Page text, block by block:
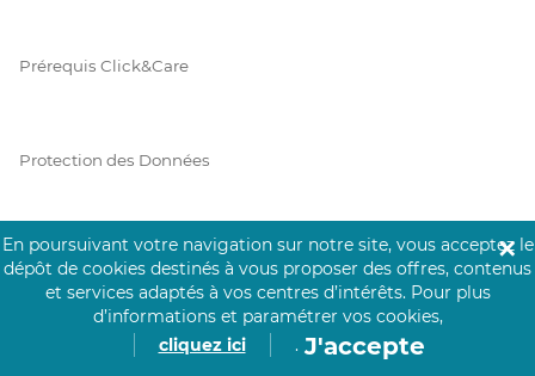
Prérequis Click&Care
Protection des Données
Vie Privée
PAIEMENT SÉCURISÉ
En poursuivant votre navigation sur notre site, vous acceptez le
dépôt de cookies destinés à vous proposer des offres, contenus
et services adaptés à vos centres d’intérêts. Pour plus
d’informations et paramétrer vos cookies,
cliquez ici
. J'accepte
✕